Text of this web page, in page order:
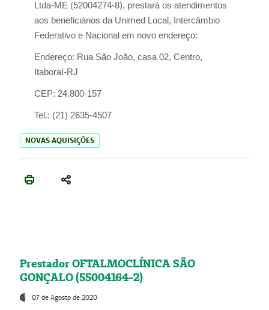
Ltda-ME (52004274-8), prestará os atendimentos
aos beneficiários da Unimed Local, Intercâmbio
Federativo e Nacional em novo endereço:
Endereço: Rua São João, casa 02, Centro,
Itaboraí-RJ
CEP: 24.800-157
Tel.: (21) 2635-4507
NOVAS AQUISIÇÕES
Prestador OFTALMOCLÍNICA SÃO
GONÇALO (55004164-2)
07 de Agosto de 2020